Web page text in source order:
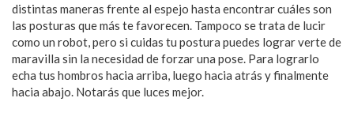
distintas maneras frente al espejo hasta encontrar cuáles son
las posturas que más te favorecen. Tampoco se trata de lucir
como un robot, pero si cuidas tu postura puedes lograr verte de
maravilla sin la necesidad de forzar una pose. Para lograrlo
echa tus hombros hacia arriba, luego hacia atrás y finalmente
hacia abajo. Notarás que luces mejor.